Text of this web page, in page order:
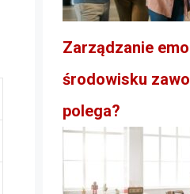
Zarządzanie
środowisku
polega?